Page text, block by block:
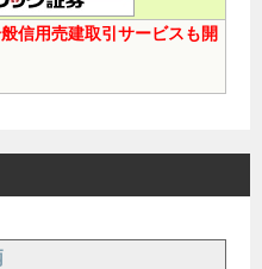
信用売建取引サービスも開